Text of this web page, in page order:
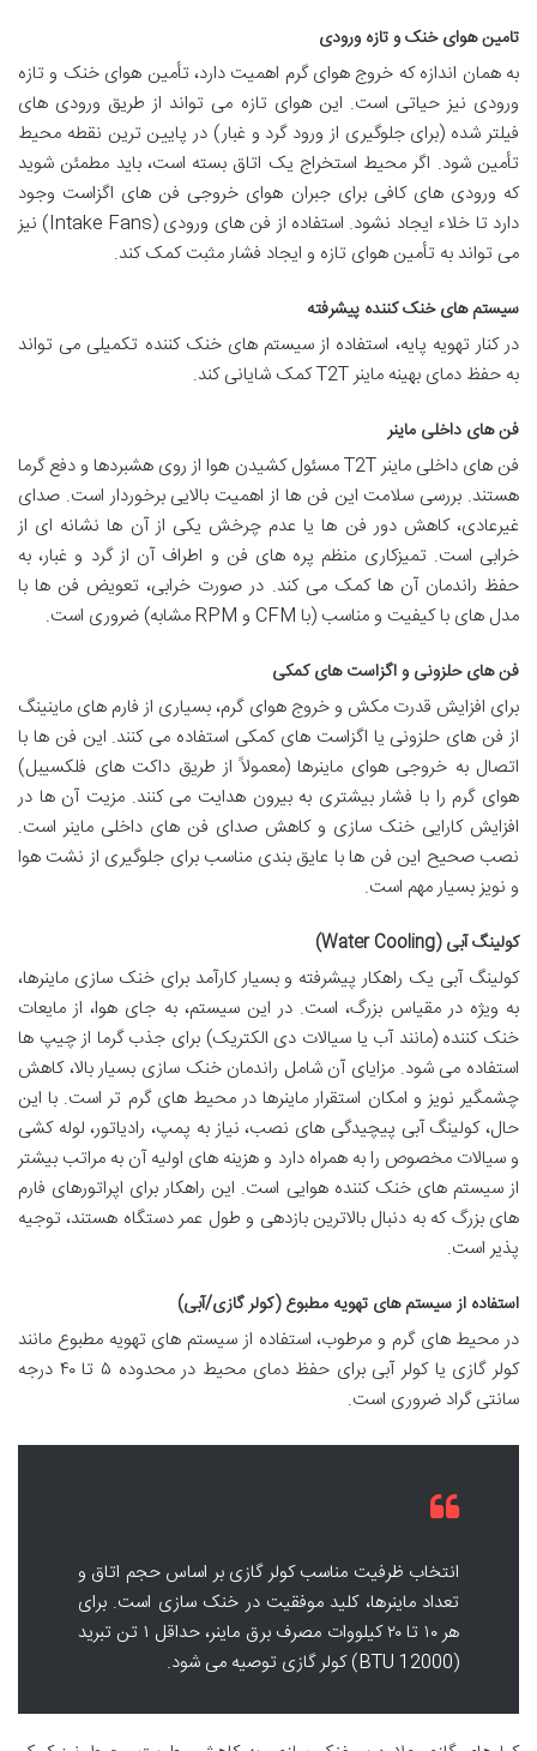
تامین هوای خنک و تازه ورودی
به همان اندازه که خروج هوای گرم اهمیت دارد، تأمین هوای خنک و تازه
ورودی نیز حیاتی است. این هوای تازه می تواند از طریق ورودی های
فیلتر شده (برای جلوگیری از ورود گرد و غبار) در پایین ترین نقطه محیط
تأمین شود. اگر محیط استخراج یک اتاق بسته است، باید مطمئن شوید
که ورودی های کافی برای جبران هوای خروجی فن های اگزاست وجود
دارد تا خلاء ایجاد نشود. استفاده از فن های ورودی (Intake Fans) نیز
می تواند به تأمین هوای تازه و ایجاد فشار مثبت کمک کند.
سیستم های خنک کننده پیشرفته
در کنار تهویه پایه، استفاده از سیستم های خنک کننده تکمیلی می تواند
به حفظ دمای بهینه ماینر T2T کمک شایانی کند.
فن های داخلی ماینر
فن های داخلی ماینر T2T مسئول کشیدن هوا از روی هشبردها و دفع گرما
هستند. بررسی سلامت این فن ها از اهمیت بالایی برخوردار است. صدای
غیرعادی، کاهش دور فن ها یا عدم چرخش یکی از آن ها نشانه ای از
خرابی است. تمیزکاری منظم پره های فن و اطراف آن از گرد و غبار، به
حفظ راندمان آن ها کمک می کند. در صورت خرابی، تعویض فن ها با
مدل های با کیفیت و مناسب (با CFM و RPM مشابه) ضروری است.
فن های حلزونی و اگزاست های کمکی
برای افزایش قدرت مکش و خروج هوای گرم، بسیاری از فارم های ماینینگ
از فن های حلزونی یا اگزاست های کمکی استفاده می کنند. این فن ها با
اتصال به خروجی هوای ماینرها (معمولاً از طریق داکت های فلکسیبل)
هوای گرم را با فشار بیشتری به بیرون هدایت می کنند. مزیت آن ها در
افزایش کارایی خنک سازی و کاهش صدای فن های داخلی ماینر است.
نصب صحیح این فن ها با عایق بندی مناسب برای جلوگیری از نشت هوا
و نویز بسیار مهم است.
کولینگ آبی (Water Cooling)
کولینگ آبی یک راهکار پیشرفته و بسیار کارآمد برای خنک سازی ماینرها،
به ویژه در مقیاس بزرگ، است. در این سیستم، به جای هوا، از مایعات
خنک کننده (مانند آب یا سیالات دی الکتریک) برای جذب گرما از چیپ ها
استفاده می شود. مزایای آن شامل راندمان خنک سازی بسیار بالا، کاهش
چشمگیر نویز و امکان استقرار ماینرها در محیط های گرم تر است. با این
حال، کولینگ آبی پیچیدگی های نصب، نیاز به پمپ، رادیاتور، لوله کشی
و سیالات مخصوص را به همراه دارد و هزینه های اولیه آن به مراتب بیشتر
از سیستم های خنک کننده هوایی است. این راهکار برای اپراتورهای فارم
های بزرگ که به دنبال بالاترین بازدهی و طول عمر دستگاه هستند، توجیه
پذیر است.
استفاده از سیستم های تهویه مطبوع (کولر گازی/آبی)
در محیط های گرم و مرطوب، استفاده از سیستم های تهویه مطبوع مانند
کولر گازی یا کولر آبی برای حفظ دمای محیط در محدوده ۵ تا ۴۰ درجه
سانتی گراد ضروری است.
انتخاب ظرفیت مناسب کولر گازی بر اساس حجم اتاق و
تعداد ماینرها، کلید موفقیت در خنک سازی است. برای
هر ۱۰ تا ۲۰ کیلووات مصرف برق ماینر، حداقل ۱ تن تبرید
(BTU 12000) کولر گازی توصیه می شود.